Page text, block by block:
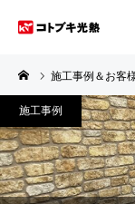
施工事例＆お客
施工事例